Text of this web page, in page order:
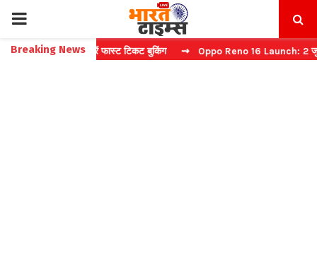
PRIMARY
MENU
Breaking News
बिना कैप्चा करें फास्ट टिकट बुकिंग ⇝ Oppo Reno 16 Launch: 2 जुलाई को